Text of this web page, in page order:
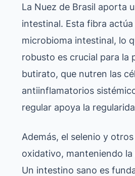
La Nuez de Brasil aporta
intestinal. Esta fibra
microbioma intestinal, lo
robusto es crucial para la
butirato, que nutren las
antiinflamatorios
regular apoya la
Además, el selenio y
oxidativo, manteniendo
Un intestino sano es